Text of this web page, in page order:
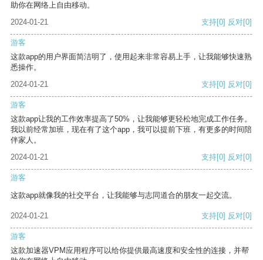
助你在网络上自由移动。
2024-01-21
支持[0] 反对[0]
游客
这款app的用户界面简洁明了，使用起来非常容易上手，让我能够快速熟
悉操作。
2024-01-21
支持[0] 反对[0]
游客
这款app让我的工作效率提高了50%，让我能够更轻松地完成工作任务。
我以前经常加班，现在有了这个app，我可以提前下班，有更多的时间陪
伴家人。
2024-01-21
支持[0] 反对[0]
游客
这款app就像我的社交平台，让我能够与志同道合的朋友一起交流。
2024-01-21 支持[0] 反对[0]
游客
这款加速器VPM应用程序可以给你提供最高速度和安全性的连接，并帮